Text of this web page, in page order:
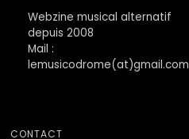
Webzine musical alternatif
depuis 2008
Mail :
lemusicodrome(at)gmail.com
CONTACT